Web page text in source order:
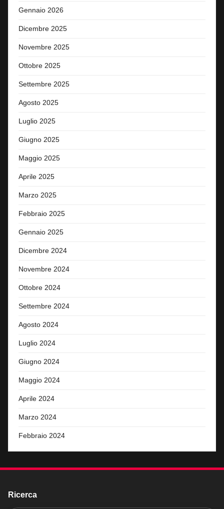
Gennaio 2026
Dicembre 2025
Novembre 2025
Ottobre 2025
Settembre 2025
Agosto 2025
Luglio 2025
Giugno 2025
Maggio 2025
Aprile 2025
Marzo 2025
Febbraio 2025
Gennaio 2025
Dicembre 2024
Novembre 2024
Ottobre 2024
Settembre 2024
Agosto 2024
Luglio 2024
Giugno 2024
Maggio 2024
Aprile 2024
Marzo 2024
Febbraio 2024
Ricerca